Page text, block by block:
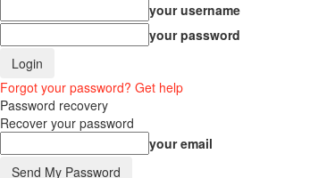
your username
your password
Forgot your password? Get help
Password recovery
Recover your password
your email